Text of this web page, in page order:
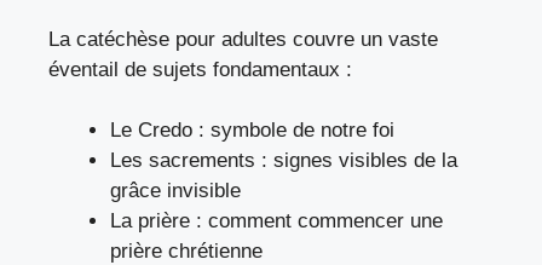
La catéchèse pour adultes couvre un vaste
éventail de sujets fondamentaux :
Le Credo : symbole de notre foi
Les sacrements : signes visibles de la
grâce invisible
La prière : comment commencer une
prière chrétienne